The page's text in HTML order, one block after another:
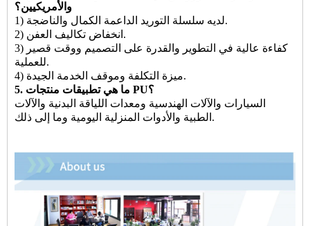
والأمريكيين؟
1) لديه سلسلة التوريد الداعمة الكمال والناضجة.
2) انخفاض تكاليف العفن.
3) كفاءة عالية في التطوير والقدرة على التصميم ووقت قصير
للعملية.
4) ميزة التكلفة وموقف الخدمة الجيدة.
5. ما هي تطبيقات منتجات PU؟
السيارات والآلات الهندسية ومعدات اللياقة البدنية والآلات
الطبية والأدوات المنزلية اليومية وما إلى ذلك.